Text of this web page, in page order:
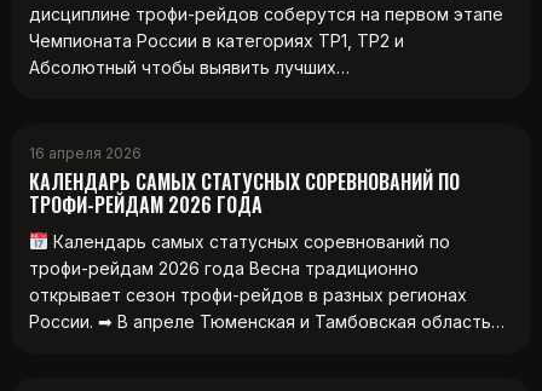
дисциплине трофи-рейдов соберутся на первом этапе
Чемпионата России в категориях ТР1, ТР2 и
Абсолютный чтобы выявить лучших…
16 апреля 2026
КАЛЕНДАРЬ САМЫХ СТАТУСНЫХ СОРЕВНОВАНИЙ ПО
ТРОФИ-РЕЙДАМ 2026 ГОДА
Календарь самых статусных соревнований по
трофи-рейдам 2026 года Весна традиционно
открывает сезон трофи-рейдов в разных регионах
России. ➡ В апреле Тюменская и Тамбовская область…